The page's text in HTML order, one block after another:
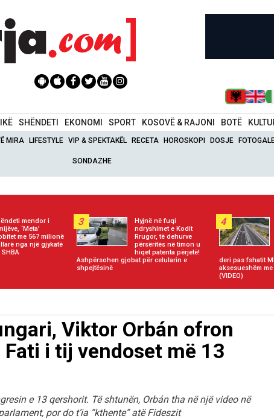
SHËNDETI EKONOMI SPORT KOSOVË & RAJONI BOTË
MIRA LIFESTYLE VIP & SPEKTAKËL RECETA HOROSKOPI DOSJE
SONDAZHE
mendor i
‘Meta’
me 567 milionë
nga një gjykatë
SHBA
3
Hyjnë në fuqi
ndryshimet e Kodit
Rrugor, të dehurve
përsëritës në timon u
hiqet patenta përjetë!
Ashpërsohen gjobat për celularin e
shpejtësinë
4
deri pas fshatit
aksesueshëm
(VIDEO)
Viktor Orbán ofron
i tij vendoset më 13
e 13 qershorit. Të shtunën, Orbán tha në një video në
por do t’ia “kthente” atë Fideszit